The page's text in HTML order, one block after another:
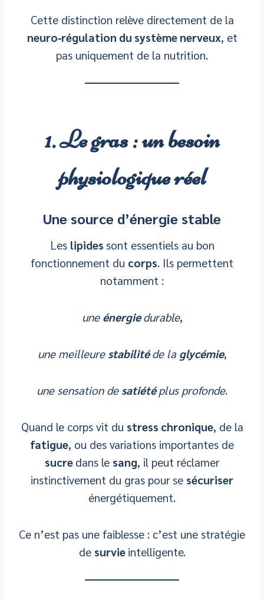
Cette distinction relève directement de la
neuro‑régulation du système nerveux, et
pas uniquement de la nutrition.
1. Le gras : un besoin
physiologique réel
Une source d’énergie stable
Les lipides sont essentiels au bon
fonctionnement du corps. Ils permettent
notamment :
une énergiedurable,
une meilleure stabilitéde la glycémie,
une sensation de satiétéplus profonde.
Quand le corps vit du stress chronique, de la
fatigue, ou des variations importantes de
sucre dans le sang, il peut réclamer
instinctivement du gras pour se sécuriser
énergétiquement.
Ce n’est pas une faiblesse : c’est une stratégie
de survie intelligente.